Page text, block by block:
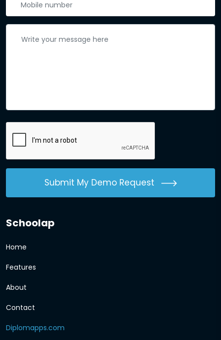
Submit My Demo Request
Schoolap
Home
Features
About
Contact
Diplomapps.com